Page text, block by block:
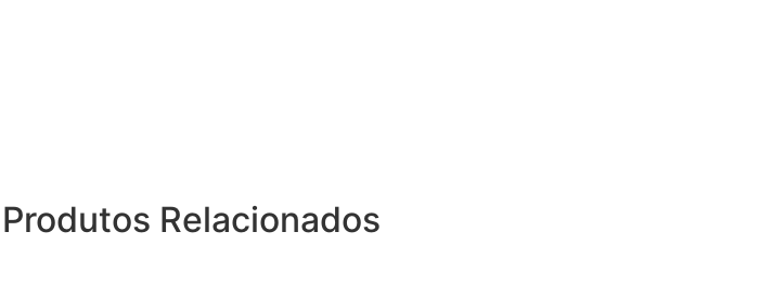
Produtos Relacionados